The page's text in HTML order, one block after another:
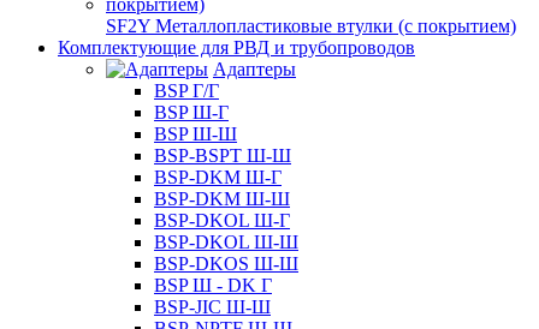
SF2Y Металлопластиковые втулки (с покрытием)
Комплектующие для РВД и трубопроводов
Адаптеры
BSP Г/Г
BSP Ш-Г
BSP Ш-Ш
BSP-BSPT Ш-Ш
BSP-DKM Ш-Г
BSP-DKM Ш-Ш
BSP-DKOL Ш-Г
BSP-DKOL Ш-Ш
BSP-DKOS Ш-Ш
BSP Ш - DK Г
BSP-JIC Ш-Ш